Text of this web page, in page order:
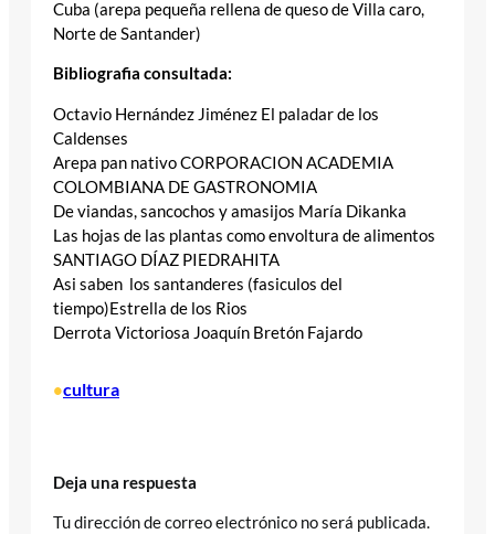
Cuba (arepa pequeña rellena de queso de Villa caro,
Norte de Santander)
Bibliografia consultada:
Octavio Hernández Jiménez El paladar de los
Caldenses
Arepa pan nativo CORPORACION ACADEMIA
COLOMBIANA DE GASTRONOMIA
De viandas, sancochos y amasijos María Dikanka
Las hojas de las plantas como envoltura de alimentos
SANTIAGO DÍAZ PIEDRAHITA
Asi saben los santanderes (fasiculos del
tiempo)Estrella de los Rios
Derrota Victoriosa Joaquín Bretón Fajardo
•cultura
Deja una respuesta
Tu dirección de correo electrónico no será publicada.